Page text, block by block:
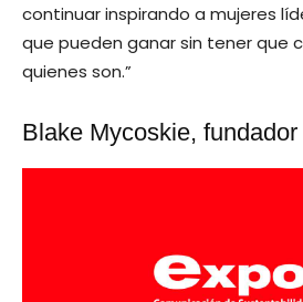
continuar inspirando a mujeres
que pueden ganar sin tener que
quienes son.”
Blake Mycoskie, fundador